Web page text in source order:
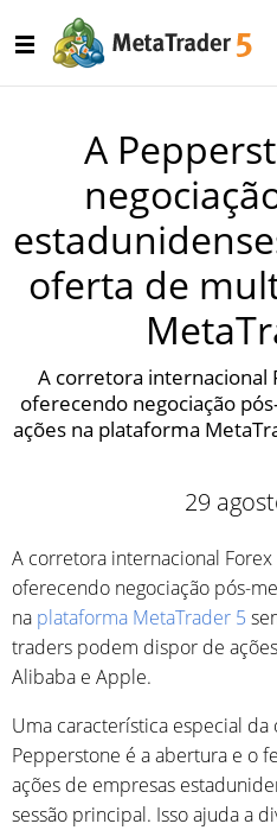
A
oferta de
A corretora internacional
oferecendo negociação
ações na plataforma
29
A corretora internacional
oferecendo negociação pós-
na plataforma MetaTrader 5
traders podem dispor de
Alibaba e Apple.
Uma característica especial da
Pepperstone é a abertura e o
ações de empresas
sessão principal. Isso ajuda a